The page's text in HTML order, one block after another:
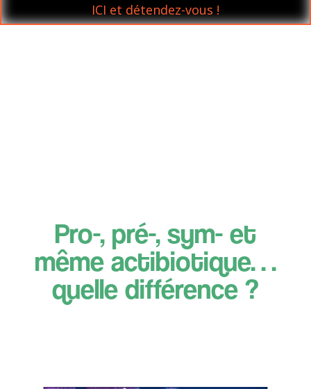
ICI et détendez-vous !
Pro-, pré-, sym- et
même actibiotique…
quelle différence ?